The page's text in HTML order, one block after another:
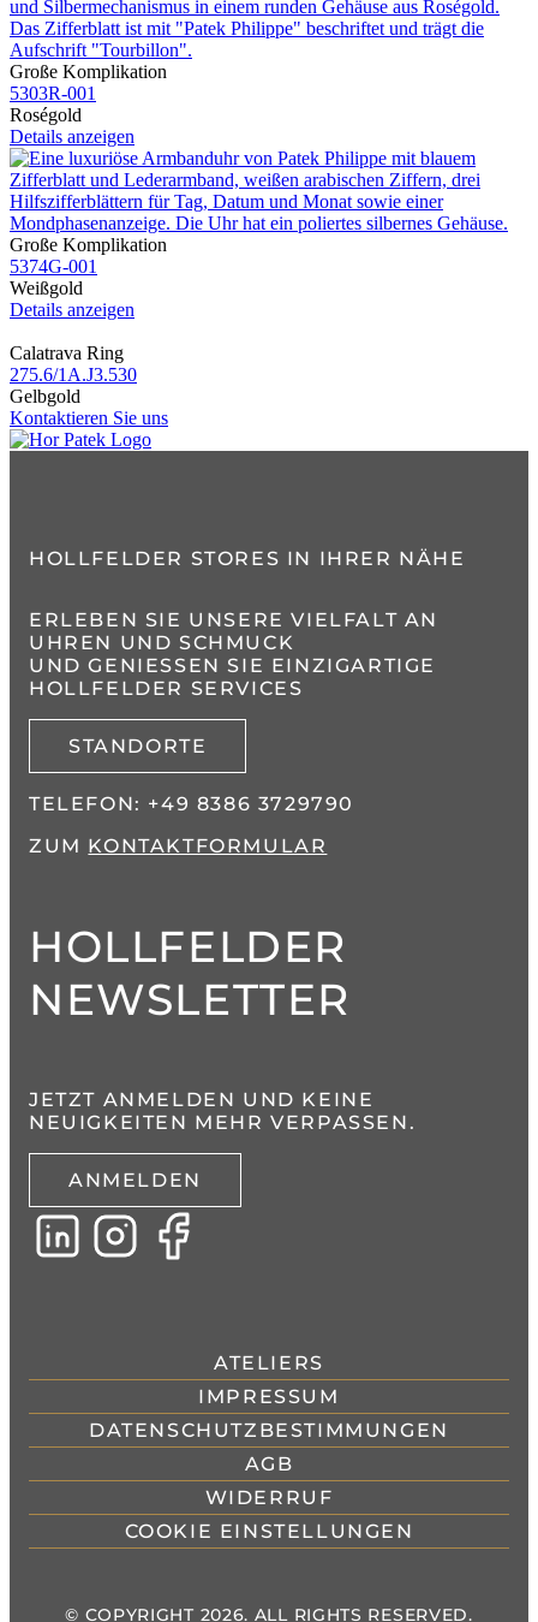
Große Komplikation
5303R​-001
Roségold
Details anzeigen
Große Komplikation
5374G​-001
Weißgold
Details anzeigen
Calatrava Ring
275.6​/1A.J3.530
Gelbgold
Kontaktieren Sie uns
HOLLFELDER STORES IN IHRER NÄHE
ERLEBEN SIE UNSERE VIELFALT AN
UHREN UND SCHMUCK
UND GENIESSEN SIE EINZIGARTIGE H
OLLFELDER SERVICES
STANDORTE
TELEFON: +49 8386 3729790
ZUM KONTAKTFORMULAR
HOLLFELDER
NEWSLETTER
JETZT ANMELDEN UND KEINE
NEUIGKEITEN MEHR VERPASSEN.
ANMELDEN
ATELIERS
IMPRESSUM
DATENSCHUTZBESTIMMUNGEN
AGB
WIDERRUF
COOKIE EINSTELLUNGEN
© COPYRIGHT 2026. ALL RIGHTS RESERVED.